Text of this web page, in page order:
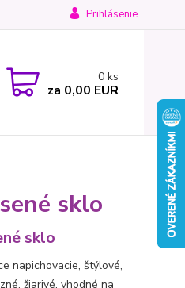
Prihlásenie
0 ks
za 0,00 EUR
sklo
sklo
napichovacie, štýlové,
žiarivé, vhodné na